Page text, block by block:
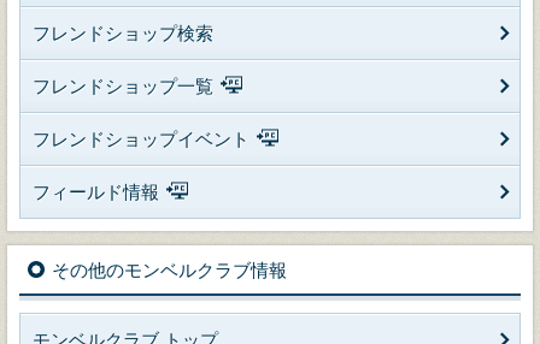
フレンドショップ検索
フレンドショップ一覧
フレンドショップイベント
フィールド情報
その他のモンベルクラブ情報
モンベルクラブ トップ